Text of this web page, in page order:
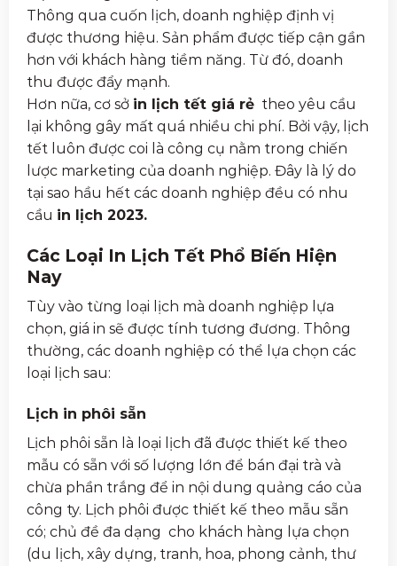
Thông qua cuốn lịch, doanh nghiệp định vị
được thương hiệu. Sản phẩm được tiếp cận gần
hơn với khách hàng tiềm năng. Từ đó, doanh
thu được đẩy mạnh.
Hơn nữa, cơ sở in lịch tết giá rẻ theo yêu cầu
lại không gây mất quá nhiều chi phí. Bởi vậy, lịch
tết luôn được coi là công cụ nằm trong chiến
lược marketing của doanh nghiệp. Đây là lý do
tại sao hầu hết các doanh nghiệp đều có nhu
cầu in lịch 2023.
Các Loại In Lịch Tết Phổ Biến Hiện
Nay
Tùy vào từng loại lịch mà doanh nghiệp lựa
chọn, giá in sẽ được tính tương đương. Thông
thường, các doanh nghiệp có thể lựa chọn các
loại lịch sau:
Lịch in phôi sẵn
Lịch phôi sẵn là loại lịch đã được thiết kế theo
mẫu có sẵn với số lượng lớn để bán đại trà và
chừa phần trắng để in nội dung quảng cáo của
công ty. Lịch phôi được thiết kế theo mẫu sẵn
có; chủ đề đa dạng cho khách hàng lựa chọn
(du lịch, xây dựng, tranh, hoa, phong cảnh, thư